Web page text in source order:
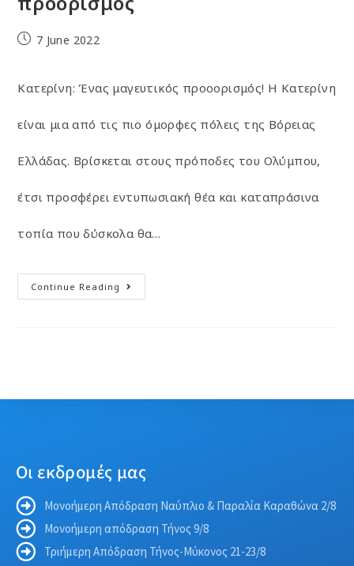
7 June 2022
Κατερίνη: Ένας μαγευτικός προοορισμός! Η Κατερίνη
είναι μια από τις πιο όμορφες πόλεις της Βόρειας
Ελλάδας. Βρίσκεται στους πρόποδες του Ολύμπου,
έτσι προσφέρει εντυπωσιακή θέα και καταπράσινα
τοπία που δύσκολα θα…
Continue Reading
Οι εκδρομές μας
Μονοήμερη Απόδραση Ναύπλιο & Παραλία Καραθώνα 2/8
Μονοήμερη απόδραση Τήνος 9/8
Τριήμερη Απόδραση Τήνος-Μύκονος 21-23/8